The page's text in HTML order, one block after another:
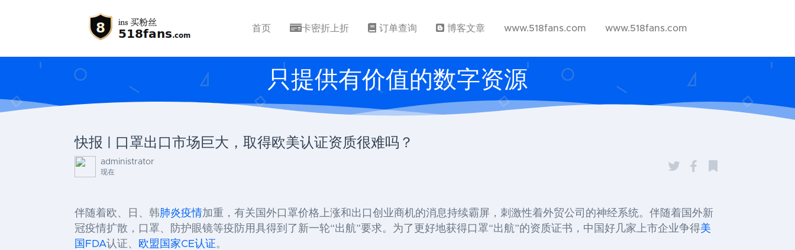
首页 卡密折上折 订单查询 博客文章 www.518fans.com www.518fans.com
只提供有价值的数字资源
快报 | 口罩出口市场巨大，取得欧美认证资质很难吗？
administrator
现在
伴随着欧、日、韩肺炎疫情加重，有关国外口罩价格上涨和出口创业商机的消息持续霸屏，刺激性着外贸公司的神经系统。伴随着国外新
冠疫情扩散，口罩、防护眼镜等疫防用具得到了新一轮“出航”要求。为了更好地获得口罩“出航”的资质证书，中国好几家上市企业争得美
国 FDA认证、 欧盟国家CE认证。